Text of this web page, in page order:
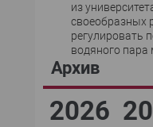
из
своеобразных
регулировать
водяного пара
Архив
2026